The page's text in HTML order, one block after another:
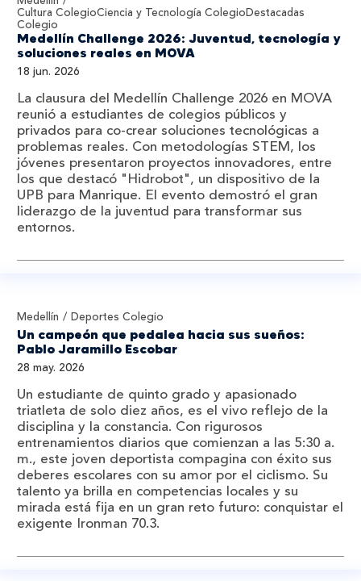
Cultura ColegioCiencia y Tecnología ColegioDestacadas
Colegio
Medellín Challenge 2026: Juventud, tecnología y
soluciones reales en MOVA
18 jun. 2026
La clausura del Medellín Challenge 2026 en MOVA
reunió a estudiantes de colegios públicos y
privados para co-crear soluciones tecnológicas a
problemas reales. Con metodologías STEM, los
jóvenes presentaron proyectos innovadores, entre
los que destacó "Hidrobot", un dispositivo de la
UPB para Manrique. El evento demostró el gran
liderazgo de la juventud para transformar sus
entornos.
Medellín Deportes Colegio
Un campeón que pedalea hacia sus sueños:
Pablo Jaramillo Escobar
28 may. 2026
Un estudiante de quinto grado y apasionado
triatleta de solo diez años, es el vivo reflejo de la
disciplina y la constancia. Con rigurosos
entrenamientos diarios que comienzan a las 5:30 a.
m., este joven deportista compagina con éxito sus
deberes escolares con su amor por el ciclismo. Su
talento ya brilla en competencias locales y su
mirada está fija en un gran reto futuro: conquistar el
exigente Ironman 70.3.